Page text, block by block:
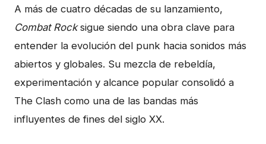
A más de cuatro décadas de su lanzamiento,
Combat Rocksigue siendo una obra clave para
entender la evolución del punk hacia sonidos más
abiertos y globales. Su mezcla de rebeldía,
experimentación y alcance popular consolidó a
The Clash como una de las bandas más
influyentes de fines del siglo XX.